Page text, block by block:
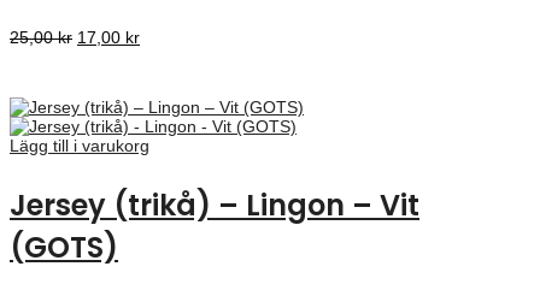
25,00kr Det
25,00 kr.
17,00 krDet
17,00 kr.
Lägg till i varukorg
Jersey (trikå) – Lingon – Vit
(GOTS)